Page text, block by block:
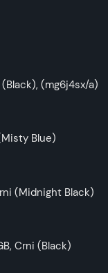
(mg6j4sx/a)
Blue)
(Midnight Black)
Crni (Black)